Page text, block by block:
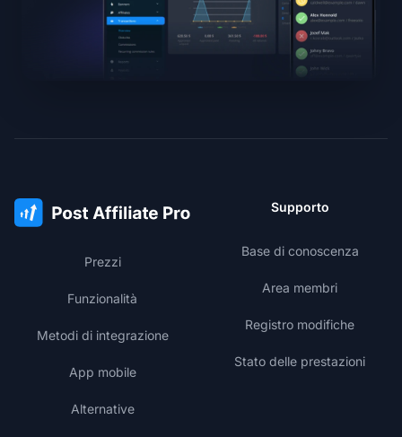
Prezzi
Funzionalità
Metodi di integrazione
App mobile
Alternative
Supporto
Base di conoscenza
Area membri
Registro modifiche
Stato delle prestazioni